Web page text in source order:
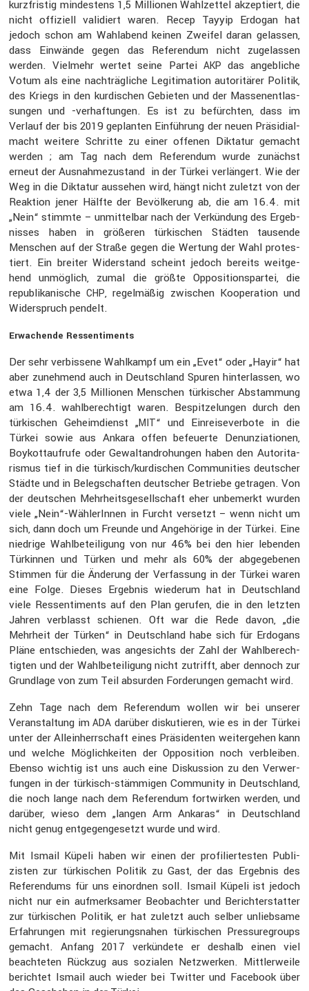
kurzfristig mindes­tens 1,5 Millionen Wahlzettel akzep­tiert, die
nicht offiziell validiert waren. Recep Tayyip Erdogan hat
jedoch schon am Wahlabend keinen Zweifel daran gelassen,
dass Einwände gegen das Referendum nicht zugelassen
werden. Vielmehr wertet seine Partei AKP das angeb­liche
Votum als eine nachträg­liche Legiti­ma­tion autori­tärer Politik,
des Kriegs in den kurdi­schen Gebieten und der Massen­ent­las­
sungen und -verhaf­tungen. Es ist zu befürchten, dass im
Verlauf der bis 2019 geplanten Einfüh­rung der neuen Präsi­di­al­
macht weitere Schritte zu einer offenen Diktatur gemacht
werden ; am Tag nach dem Referendum wurde zunächst
erneut der Ausnah­me­zu­stand in der Türkei verlän­gert. Wie der
Weg in die Diktatur aussehen wird, hängt nicht zuletzt von der
Reaktion jener Hälfte der Bevöl­ke­rung ab, die am 16.4. mit
„Nein“ stimmte – unmit­telbar nach der Verkün­dung des Ergeb­
nisses haben in größeren türki­schen Städten tausende
Menschen auf der Straße gegen die Wertung der Wahl protes­
tiert. Ein breiter Wider­stand scheint jedoch bereits weitge­
hend unmög­lich, zumal die größte Opposi­ti­ons­partei, die
republi­ka­ni­scheCHP, regel­mäßig zwischen Koope­ra­tion und
Wider­spruch pendelt.
Erwachende Ressen­ti­ments
Der sehr verbis­sene Wahlkampf um ein „Evet“ oder „Hayir“ hat
aber zuneh­mend auch in Deutsch­land Spuren hinter­lassen, wo
etwa 1,4 der 3,5 Millionen Menschen türki­scher Abstam­mung
am 16.4. wahlbe­rech­tigt waren. Bespit­ze­lungen durch den
türki­schen Geheim­dienst „MIT“ und Einrei­se­ver­bote in die
Türkei sowie aus Ankara offen befeu­erte Denun­zia­tionen,
Boykott­auf­rufe oder Gewalt­an­dro­hungen haben den Autori­ta­
rismus tief in die türkisch/kurdischen Commu­nities deutscher
Städte und in Beleg­schaften deutscher Betriebe getragen. Von
der deutschen Mehrheits­ge­sell­schaft eher unbemerkt wurden
viele „Nein“-WählerInnen in Furcht versetzt – wenn nicht um
sich, dann doch um Freunde und Angehö­rige in der Türkei. Eine
niedrige Wahlbe­tei­li­gung von nur 46% bei den hier lebenden
Türkinnen und Türken und mehr als 60% der abgege­benen
Stimmen für die Änderung der Verfas­sung in der Türkei waren
eine Folge. Dieses Ergebnis wiederum hat in Deutsch­land
viele Ressen­ti­ments auf den Plan gerufen, die in den letzten
Jahren verblasst schienen. Oft war die Rede davon, „die
Mehrheit der Türken“ in Deutsch­land habe sich für Erdogans
Pläne entschieden, was angesichts der Zahl der Wahlbe­rech­
tigten und der Wahlbe­tei­li­gung nicht zutrifft, aber dennoch zur
Grund­lage von zum Teil absurden Forde­rungen gemacht wird.
Zehn Tage nach dem Referendum wollen wir bei unserer
Veran­stal­tung imADA darüber disku­tieren, wie es in der Türkei
unter der Allein­herr­schaft eines Präsi­denten weiter­gehen kann
und welche Möglich­keiten der Opposi­tion noch verbleiben.
Ebenso wichtig ist uns auch eine Diskus­sion zu den Verwer­
fungen in der türkisch-stämmigen Commu­nity in Deutsch­land,
die noch lange nach dem Referendum fortwirken werden, und
darüber, wieso dem „langen Arm Ankaras“ in Deutsch­land
nicht genug entge­gen­ge­setzt wurde und wird.
Mit Ismail Küpeli haben wir einen der profi­lier­testen Publi­
zisten zur türki­schen Politik zu Gast, der das Ergebnis des
Referen­dums für uns einordnen soll. Ismail Küpeli ist jedoch
nicht nur ein aufmerk­samer Beobachter und Bericht­erstatter
zur türki­schen Politik, er hat zuletzt auch selber unlieb­same
Erfah­rungen mit regie­rungs­nahen türki­schen Pressu­regroups
gemacht. Anfang 2017 verkün­dete er deshalb einen viel
beach­teten Rückzug aus sozialen Netzwerken. Mittler­weile
berichtet Ismail auch wieder bei Twitter und Facebook über